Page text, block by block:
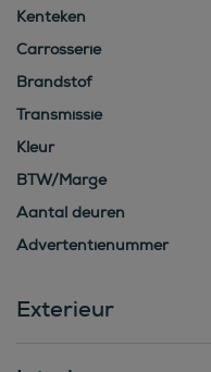
Kenteken
Carrosserie
Brandstof
Transmissie
Kleur
BTW/Marge
Aantal deuren
Advertentienummer
Exterieur